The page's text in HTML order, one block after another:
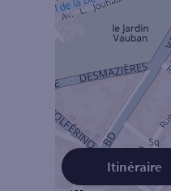
Itinéraire